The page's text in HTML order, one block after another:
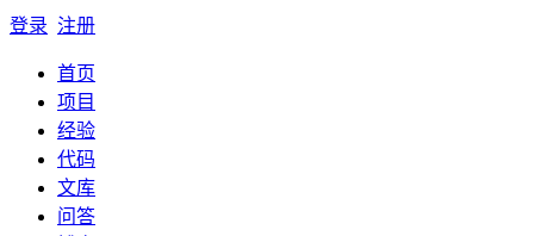
登录 注册
首页
项目
经验
代码
文库
问答